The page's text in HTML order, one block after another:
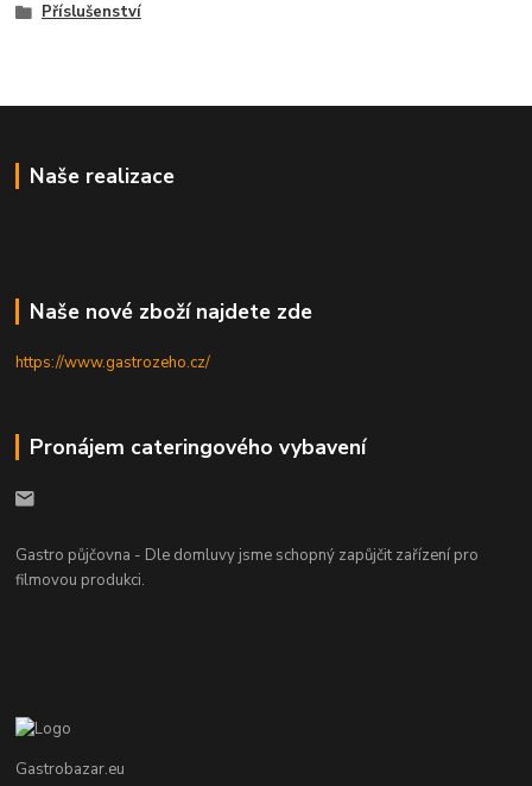
Příslušenství
Naše realizace
Naše nové zboží najdete zde
https://www.gastrozeho.cz/
Pronájem cateringového vybavení
Gastro půjčovna - Dle domluvy jsme schopný zapůjčit zařízení pro
filmovou produkci.
Gastrobazar.eu